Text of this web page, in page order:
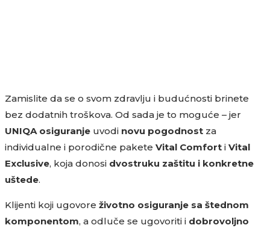
Zamislite da se o svom zdravlju i budućnosti brinete
bez dodatnih troškova. Od sada je to moguće – jer
UNIQA osiguranje uvodi novu pogodnost za
individualne i porodične pakete Vital Comfort i Vital
Exclusive, koja donosi dvostruku zaštitu i konkretne
uštede.
Klijenti koji ugovore životno osiguranje sa štednom
komponentom, a odluče se ugovoriti i dobrovoljno